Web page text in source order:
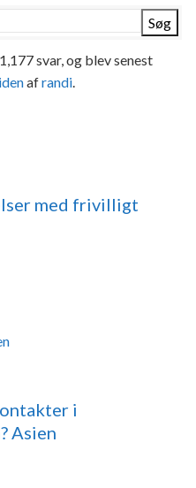
svar, og blev senest
afrandi
med frivilligt
i
Asien